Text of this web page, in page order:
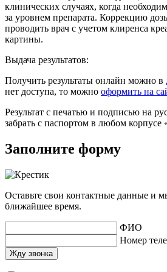
клинических случаях, когда
за уровнем препарата. Коррекцию
проводить врач с учетом клиренса
картины.
Выдача результатов:
Получить результаты онлайн можно в
нет доступа, то можно оформить на
Результат с печатью и подписью на
забрать с паспортом в любом корпусе
Заполните форму
Оставьте свои контактные данные и
ближайшее время.
ФИО
Номер